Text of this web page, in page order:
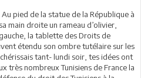
pied de la statue de la République à
main droite un rameau d’olivier,
la tablette des Droits de
étendu son ombre tutélaire sur les
tant- lundi soir, tes idées ont
très nombreux Tunisiens de France la